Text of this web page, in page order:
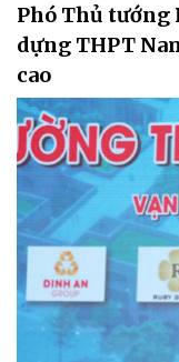
Phó Thủ tướng
dựng THPT
cao